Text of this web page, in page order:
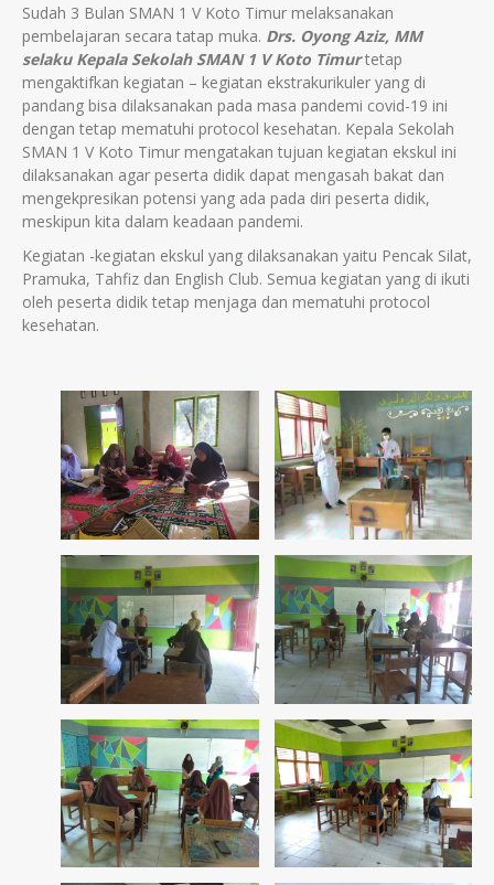
Sudah 3 Bulan SMAN 1 V Koto Timur melaksanakan
pembelajaran secara tatap muka. Drs. Oyong Aziz, MM
selaku Kepala Sekolah SMAN 1 V Koto Timurtetap
mengaktifkan kegiatan – kegiatan ekstrakurikuler yang di
pandang bisa dilaksanakan pada masa pandemi covid-19 ini
dengan tetap mematuhi protocol kesehatan. Kepala Sekolah
SMAN 1 V Koto Timur mengatakan tujuan kegiatan ekskul ini
dilaksanakan agar peserta didik dapat mengasah bakat dan
mengekpresikan potensi yang ada pada diri peserta didik,
meskipun kita dalam keadaan pandemi.
Kegiatan -kegiatan ekskul yang dilaksanakan yaitu Pencak Silat,
Pramuka, Tahfiz dan English Club. Semua kegiatan yang di ikuti
oleh peserta didik tetap menjaga dan mematuhi protocol
kesehatan.